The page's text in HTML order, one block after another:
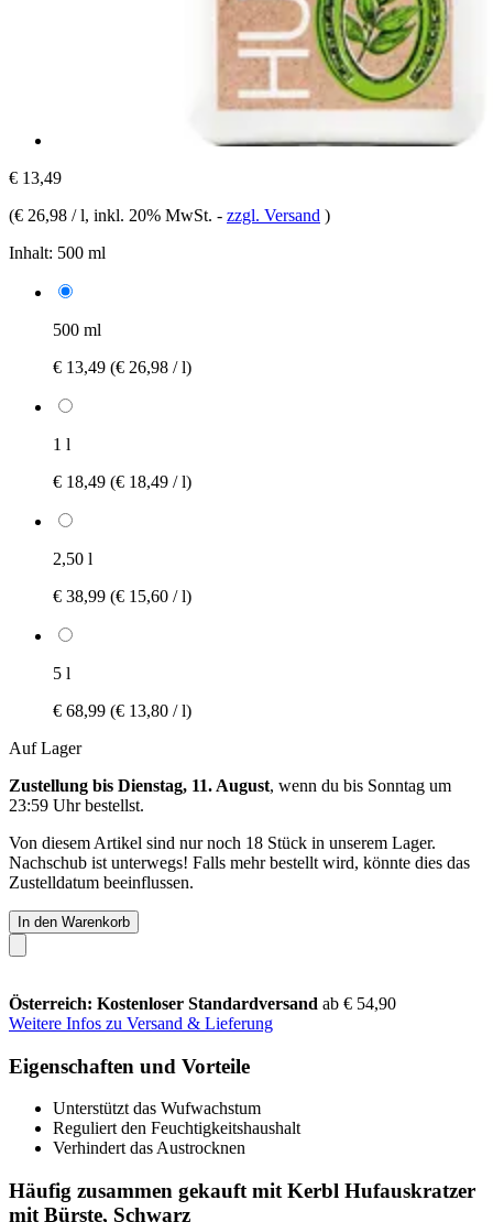
€ 13,49
(€ 26,98 / l, inkl. 20% MwSt. - zzgl. Versand )
Inhalt: 500 ml
500 ml
€ 13,49 (€ 26,98 / l)
1 l
€ 18,49 (€ 18,49 / l)
2,50 l
€ 38,99 (€ 15,60 / l)
5 l
€ 68,99 (€ 13,80 / l)
Auf Lager
Zustellung bis Dienstag, 11. August, wenn du bis Sonntag um
23:59 Uhrbestellst.
Von diesem Artikel sind nur noch 18 Stück in unserem Lager.
Nachschub ist unterwegs! Falls mehr bestellt wird, könnte dies das
Zustelldatum beeinflussen.
In den Warenkorb
Österreich: Kostenloser Standardversand ab € 54,90
Weitere Infos zu Versand & Lieferung
Eigenschaften und Vorteile
Unterstützt das Wufwachstum
Reguliert den Feuchtigkeitshaushalt
Verhindert das Austrocknen
Häufig zusammen gekauft mit Kerbl Hufauskratzer
mit Bürste, Schwarz